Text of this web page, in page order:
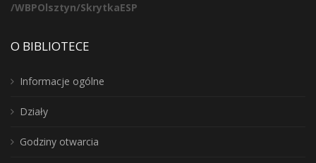
/WBPOlsztyn/SkrytkaESP
O BIBLIOTECE
Informacje ogólne
Działy
Godziny otwarcia